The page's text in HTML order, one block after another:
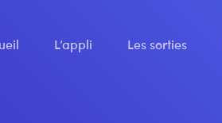
L’appli Les sorties